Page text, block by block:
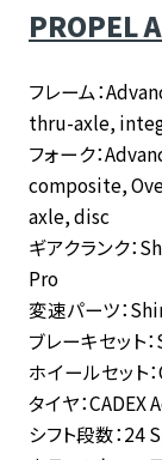
PROPEL
フレーム：
thru-axle,
フォーク：
composite,
axle, disc
ギアクランク
Pro
変速パーツ：
ブレーキセット
ホイールセット
タイヤ：
シフト段数：24